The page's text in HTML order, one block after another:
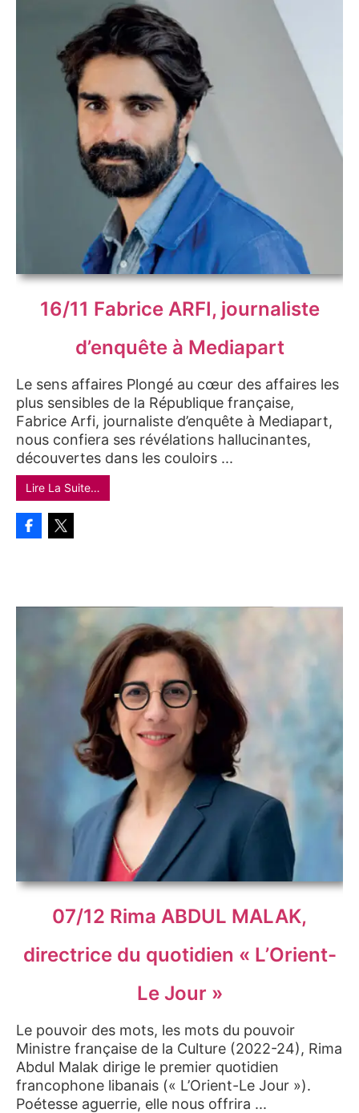
16/11 Fabrice ARFI, journaliste
d’enquête à Mediapart
Le sens affaires Plongé au cœur des affaires les
plus sensibles de la République française,
Fabrice Arfi, journaliste d’enquête à Mediapart,
nous confiera ses révélations hallucinantes,
découvertes dans les couloirs ...
Lire La Suite…
07/12 Rima ABDUL MALAK,
directrice du quotidien « L’Orient-
Le Jour »
Le pouvoir des mots, les mots du pouvoir
Ministre française de la Culture (2022-24), Rima
Abdul Malak dirige le premier quotidien
francophone libanais (« L’Orient-Le Jour »).
Poétesse aguerrie, elle nous offrira ...